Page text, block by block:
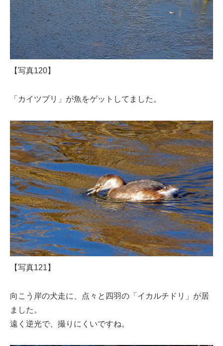
【写真120】
「カイツブリ」が魚をゲットしてました。
【写真121】
向こう岸の犬走に、点々と四羽の「イカルチドリ」が居
ました。
遠く逆光で、撮りにくいですね。